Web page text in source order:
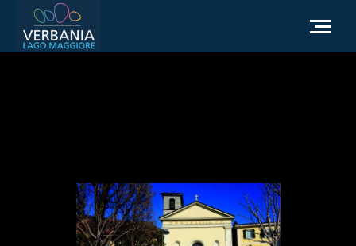
Richiesta informazioni
Sito Istituzionale